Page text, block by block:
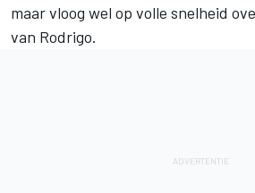
maar vloog wel op volle snelheid
van Rodrigo.